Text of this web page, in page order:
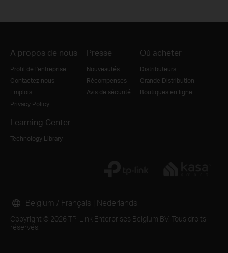
A propos de nous
Profil de l'entreprise
Contactez nous
Emplois
Privacy Policy
Presse
Nouveautés
Récompenses
Avis de sécurité
Où acheter
Distributeurs
Grande Distribution
Boutiques en ligne
Learning Center
Technology Library
Copyright © 2026 TP-Link Enterprises Belgium BV. Tous droits
réservés.
Belgium / Français | Nederlands